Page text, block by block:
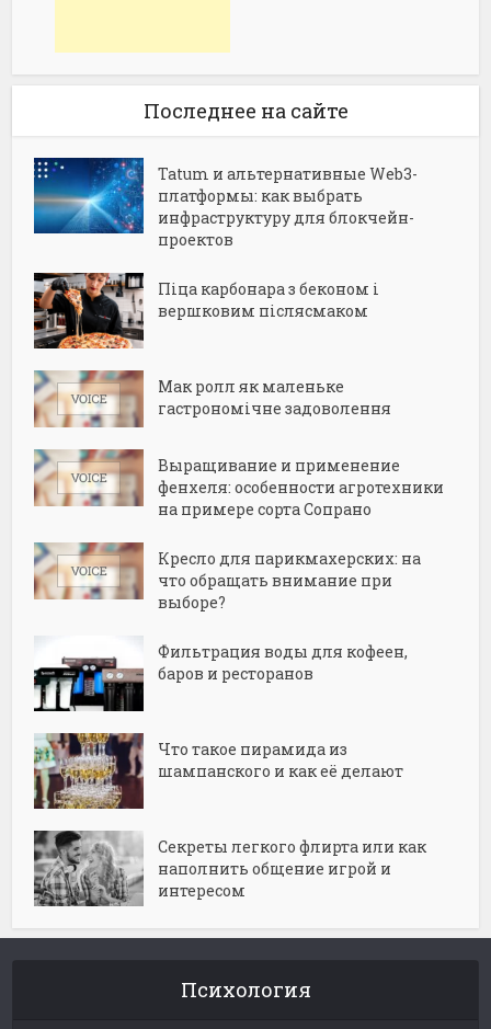
Последнее на сайте
Tatum и альтернативные Web3-
платформы: как выбрать
инфраструктуру для блокчейн-
проектов
Піца карбонара з беконом і
вершковим післясмаком
Мак ролл як маленьке
гастрономічне задоволення
Выращивание и применение
фенхеля: особенности агротехники
на примере сорта Сопрано
Кресло для парикмахерских: на
что обращать внимание при
выборе?
Фильтрация воды для кофеен,
баров и ресторанов
Что такое пирамида из
шампанского и как её делают
Секреты легкого флирта или как
наполнить общение игрой и
интересом
Психология